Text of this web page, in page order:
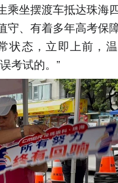
乘坐摆渡车抵达珠海
守、有着多年高考保
状态，立即上前，
考试的。”